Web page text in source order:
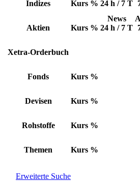
Indizes Kurs % 24 h / 7 T
Aktien Kurs %
News
24 h / 7 T
Xetra-Orderbuch
Fonds Kurs %
Devisen Kurs %
Rohstoffe Kurs %
Themen Kurs %
Erweiterte Suche